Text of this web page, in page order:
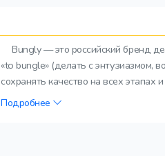
Bungly — это российский бренд
«to bungle» (делать с энтузиазмом,
сохранять качество на всех этапах
Подробнее